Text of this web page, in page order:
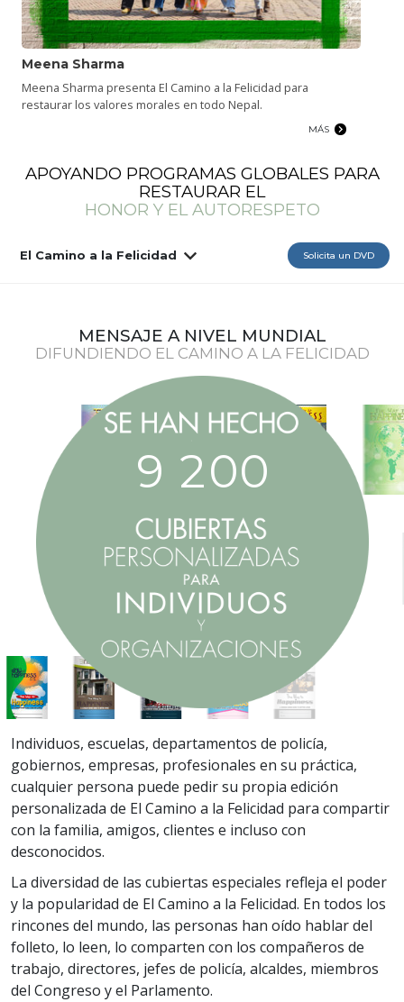
Meena Sharma
Meena Sharma presenta El Camino a la Felicidad para
restaurar los valores morales en todo Nepal.
MÁS
APOYANDO PROGRAMAS GLOBALES PARA
RESTAURAR EL
HONOR Y EL AUTORESPETO
El Camino a la Felicidad Solicita un DVD
MENSAJE A NIVEL MUNDIAL
DIFUNDIENDO EL CAMINO A LA FELICIDAD
9 200
Individuos, escuelas, departamentos de policía,
gobiernos, empresas, profesionales en su práctica,
cualquier persona puede pedir su propia edición
personalizada de El Camino a la Felicidad para compartir
con la familia, amigos, clientes e incluso con
desconocidos.
La diversidad de las cubiertas especiales refleja el poder
y la popularidad de El Camino a la Felicidad. En todos los
rincones del mundo, las personas han oído hablar del
folleto, lo leen, lo comparten con los compañeros de
trabajo, directores, jefes de policía, alcaldes, miembros
del Congreso y el Parlamento.